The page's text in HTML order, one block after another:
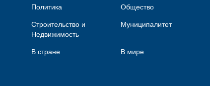
Политика Общество
Строительство и
Недвижимость
Муниципалитет
В стране В мире